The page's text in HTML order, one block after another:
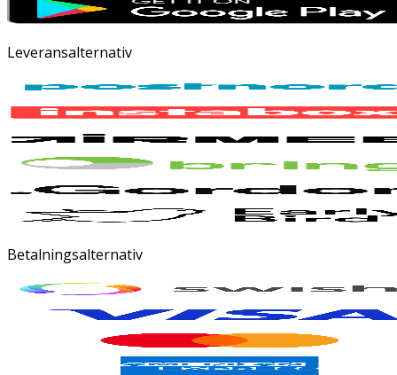
Leveransalternativ
Betalningsalternativ